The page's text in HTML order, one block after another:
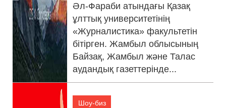
21:43, 03 Май.
Әл-Фараби атындағы Қазақ
ұлттық университетінің
«Журналистика» факультетін
бітірген. Жамбыл облысының
Байзақ, Жамбыл және Талас
аудандық газеттерінде...
Шоу-биз